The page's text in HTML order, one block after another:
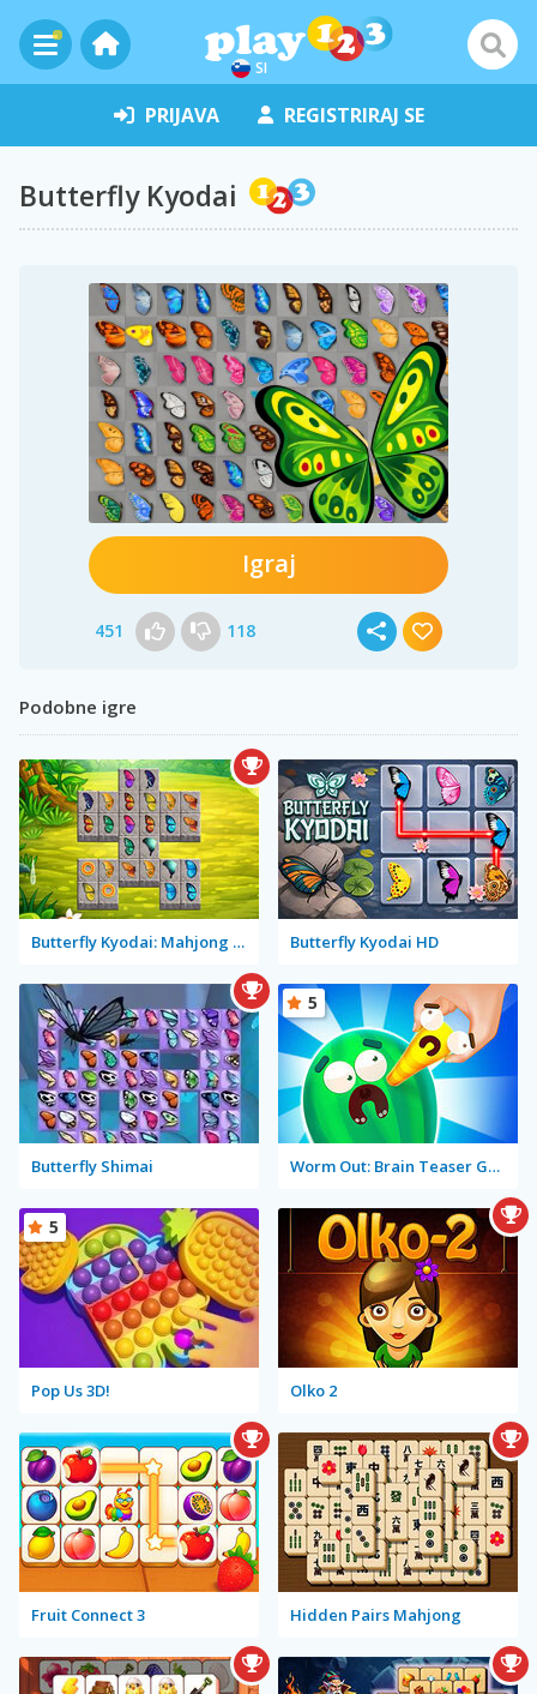
SI
PRIJAVA REGISTRIRAJ SE
Butterfly Kyodai
Igraj
451 118
Podobne igre
Butterfly Kyodai: Mahjong Connect Butterfly Kyodai HD
Butterfly Shimai Worm Out: Brain Teaser Games
5
Pop Us 3D!
5
Olko 2
Fruit Connect 3 Hidden Pairs Mahjong